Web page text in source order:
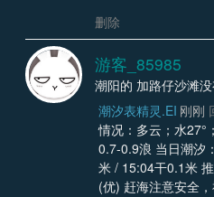
删除
游客_85985
潮阳的 加路仔沙滩
潮汐表精灵.EI 刚刚
情况：多云；水27°
0.7-0.9浪 当日潮汐
米 / 15:04干0.1米
(优) 赶海注意安全